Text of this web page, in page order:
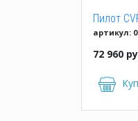
Пилот
артикул:
72 960